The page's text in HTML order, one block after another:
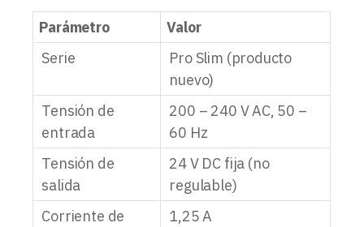
Parámetro
Valor
Serie
Pro Slim (producto
nuevo)
Tensión de
entrada
200 – 240 V AC, 50 –
60 Hz
Tensión de
salida
24 V DC fija (no
regulable)
Corriente de
1,25 A